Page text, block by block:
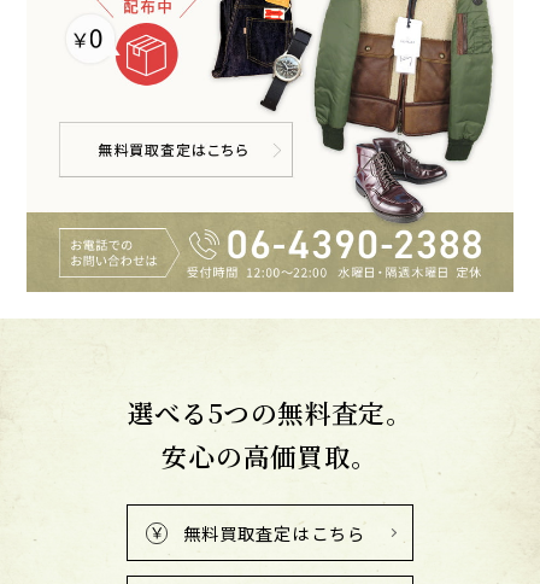
選べる5つの無料査定。
安心の高価買取。
無料買取査定はこちら